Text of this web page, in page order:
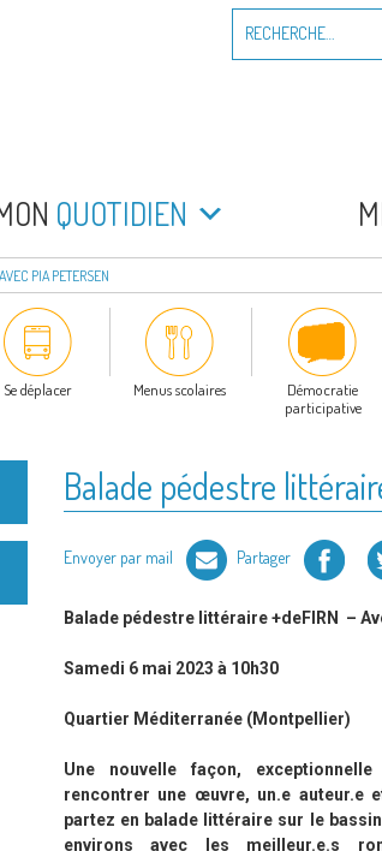
pour
QUOTIDIEN
PIA PETERSEN
Se déplacer Menus scolaires
Démocratie
participative
Balade pédestre
Envoyer par mail Partager Facebook
Balade pédestre littéraire +deFIRN –
Samedi 6 mai 2023 à 10h30
Quartier Méditerranée (Montpellier)
Une nouvelle façon,
rencontrer une œuvre, un.e auteur.e
partez en balade littéraire sur le
environs avec les meilleur.e.s